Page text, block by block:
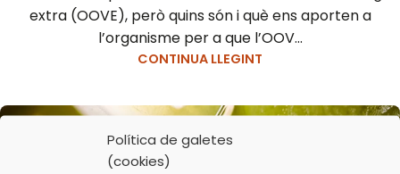
Política de galetes
(cookies)
extra (OOVE), però quins són i què ens aporten a
l’organisme per a que l’OOV...
CONTINUA LLEGINT